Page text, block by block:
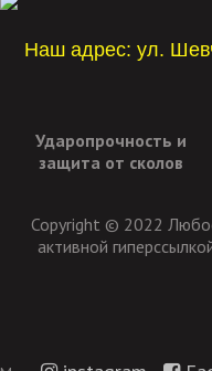
Наш адрес: ул.
Ударопрочность и
защита от сколов
Copyright © 2022
активной